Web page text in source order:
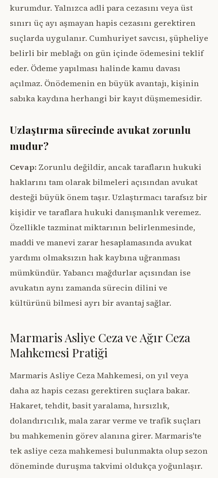
kurumdur. Yalnızca adli para cezasını veya üst
sınırı üç ayı aşmayan hapis cezasını gerektiren
suçlarda uygulanır. Cumhuriyet savcısı, şüpheliye
belirli bir meblağı on gün içinde ödemesini teklif
eder. Ödeme yapılması halinde kamu davası
açılmaz. Önödemenin en büyük avantajı, kişinin
sabıka kaydına herhangi bir kayıt düşmemesidir.
Uzlaştırma sürecinde avukat zorunlu
mudur?
Cevap: Zorunlu değildir, ancak tarafların hukuki
haklarını tam olarak bilmeleri açısından avukat
desteği büyük önem taşır. Uzlaştırmacı tarafsız bir
kişidir ve taraflara hukuki danışmanlık veremez.
Özellikle tazminat miktarının belirlenmesinde,
maddi ve manevi zarar hesaplamasında avukat
yardımı olmaksızın hak kaybına uğranması
mümkündür. Yabancı mağdurlar açısından ise
avukatın aynı zamanda sürecin dilini ve
kültürünü bilmesi ayrı bir avantaj sağlar.
Marmaris Asliye Ceza ve Ağır Ceza
Mahkemesi Pratiği
Marmaris Asliye Ceza Mahkemesi, on yıl veya
daha az hapis cezası gerektiren suçlara bakar.
Hakaret, tehdit, basit yaralama, hırsızlık,
dolandırıcılık, mala zarar verme ve trafik suçları
bu mahkemenin görev alanına girer. Marmaris'te
tek asliye ceza mahkemesi bulunmakta olup sezon
döneminde duruşma takvimi oldukça yoğunlaşır.